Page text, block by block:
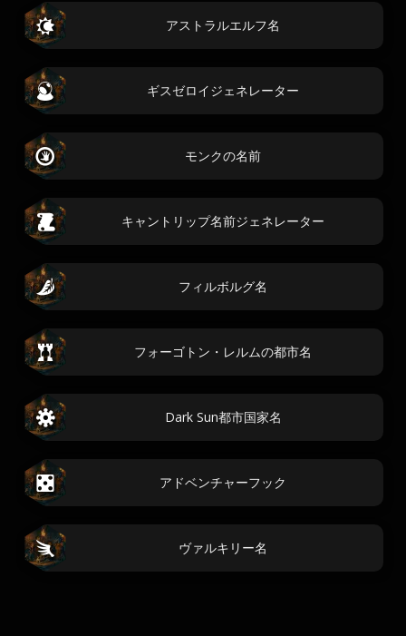
アストラルエルフ名
ギスゼロイジェネレーター
モンクの名前
キャントリップ名前ジェネレーター
フィルボルグ名
フォーゴトン・レルムの都市名
Dark Sun都市国家名
アドベンチャーフック
ヴァルキリー名